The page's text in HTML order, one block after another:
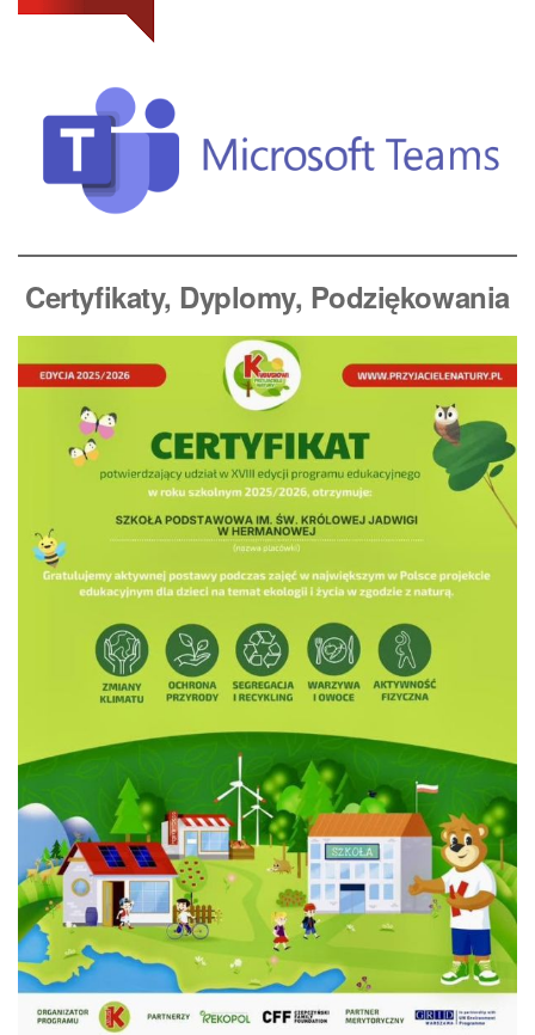
Certyfikaty, Dyplomy, Podziękowania